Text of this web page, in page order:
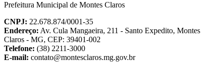
Prefeitura Municipal de Montes Claros
CNPJ: 22.678.874/0001-35
Endereço: Av. Cula Mangaeira, 211 - Santo Expedito, Montes
Claros - MG, CEP: 39401-002
Telefone: (38) 2211-3000
E-mail: contato@montesclaros.mg.gov.br